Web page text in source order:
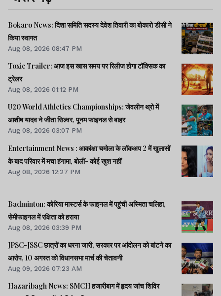
Bokaro News: दिशा समिति सदस्य देवेश तिवारी का बोकारो डीसी ने
किया स्वागत
Aug 08, 2026 08:47 PM
Toxic Trailer: आज इस खास समय पर रिलीज होगा टॉक्सिक का
ट्रेलर
Aug 08, 2026 01:12 PM
U20 World Athletics Championships: जेवलीन थ्रो में
आशीष यादव ने जीता सिल्वर, पूनम फाइनल से बाहर
Aug 08, 2026 03:07 PM
Entertainment News : आकांक्षा चमोला के लॉकअप 2 में खुलासों
के बाद परिवार में मचा हंगामा, बोलीं- कोई खुश नहीं
Aug 08, 2026 12:27 PM
Badminton: कोरिया मास्टर्स के फाइनल में पहुंची अस्मिता चलिहा,
सेमीफाइनल में रक्षिता को हराया
Aug 08, 2026 03:39 PM
JPSC-JSSC छात्रों का धरना जारी, सरकार पर आंदोलन को बांटने का
आरोप, 10 अगस्त को विधानसभा मार्च की चेतावनी
Aug 09, 2026 07:23 AM
Hazaribagh News: SMCH हजारीबाग में हृदय जांच शिविर